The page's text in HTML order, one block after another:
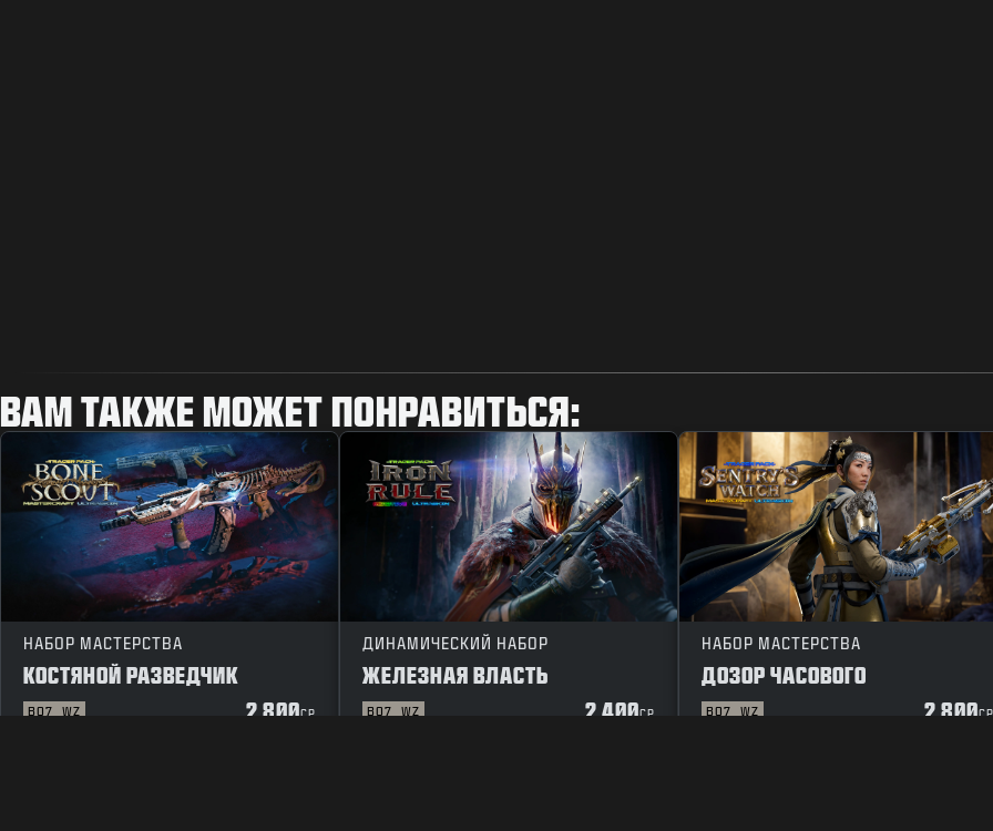
ВАМ ТАКЖЕ МОЖЕТ ПОНРАВИТЬСЯ:
НАБОР МАСТЕРСТВА
КОСТЯНОЙ РАЗВЕДЧИК
BO7 WZ 2 800CP
ДИНАМИЧЕСКИЙ НАБОР
ЖЕЛЕЗНАЯ ВЛАСТЬ
BO7 WZ 2 400CP
НАБОР МАСТЕРСТВА
ДОЗОР ЧАСОВОГО
BO7 WZ 2 800CP